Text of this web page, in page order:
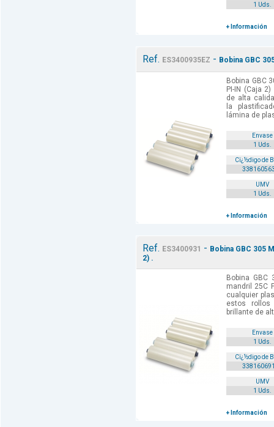
1 Uds.
+ Información
Ref. ES3400935EZ - Bobina GBC
Bobina GBC
PI-IN (Caja
de alta
la
lámina de
Envase
1 Uds.
Cï¿½digo de
UMV
1 Uds.
+ Información
Ref. ES3400931 - Bobina GBC 305
2) .
Bobina
mandril 25C
cualquier
estos
brillante de
Envase
1 Uds.
Cï¿½digo de
UMV
1 Uds.
+ Información